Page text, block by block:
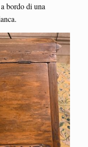
bordo di una